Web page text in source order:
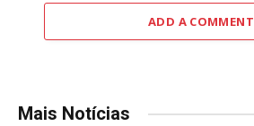
ADD A COMMENT
Mais Notícias